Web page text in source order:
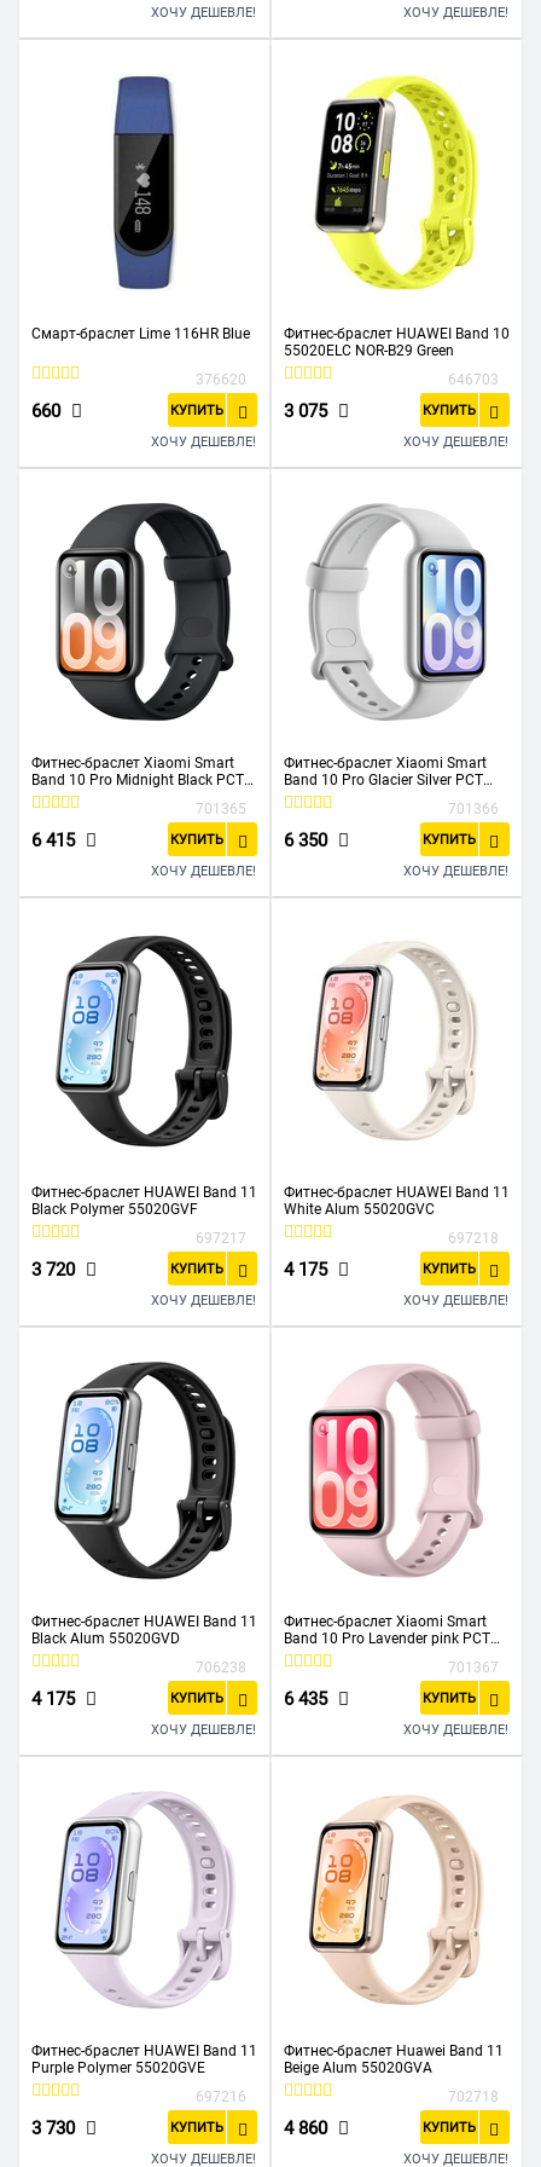
ХОЧУ ДЕШЕВЛЕ! ХОЧУ ДЕШЕВЛЕ!
Смарт-браслет Lime 116HR Blue
376620
660 КУПИТЬ
ХОЧУ ДЕШЕВЛЕ!
Фитнес-браслет HUAWEI Band 10
55020ELC NOR-B29 Green
646703
3 075 КУПИТЬ
ХОЧУ ДЕШЕВЛЕ!
Фитнес-браслет Xiaomi Smart
Band 10 Pro Midnight Black РСТ
BHR08W9GL
701365
6 415 КУПИТЬ
ХОЧУ ДЕШЕВЛЕ!
Фитнес-браслет Xiaomi Smart
Band 10 Pro Glacier Silver РСТ
BHR08WBGL
701366
6 350 КУПИТЬ
ХОЧУ ДЕШЕВЛЕ!
Фитнес-браслет HUAWEI Band 11
Black Polymer 55020GVF
697217
3 720 КУПИТЬ
ХОЧУ ДЕШЕВЛЕ!
Фитнес-браслет HUAWEI Band 11
White Alum 55020GVC
697218
4 175 КУПИТЬ
ХОЧУ ДЕШЕВЛЕ!
Фитнес-браслет HUAWEI Band 11
Black Alum 55020GVD
706238
4 175 КУПИТЬ
ХОЧУ ДЕШЕВЛЕ!
Фитнес-браслет Xiaomi Smart
Band 10 Pro Lavender pink РСТ
BHR08WGGL
701367
6 435 КУПИТЬ
ХОЧУ ДЕШЕВЛЕ!
Фитнес-браслет HUAWEI Band 11
Purple Polymer 55020GVE
697216
3 730 КУПИТЬ
ХОЧУ ДЕШЕВЛЕ!
Фитнес-браслет Huawei Band 11
Beige Alum 55020GVA
702718
4 860 КУПИТЬ
ХОЧУ ДЕШЕВЛЕ!